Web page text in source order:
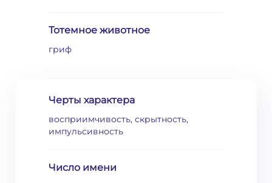
Тотемное животное
гриф
Черты характера
восприимчивость, скрытность,
импульсивность
Число имени